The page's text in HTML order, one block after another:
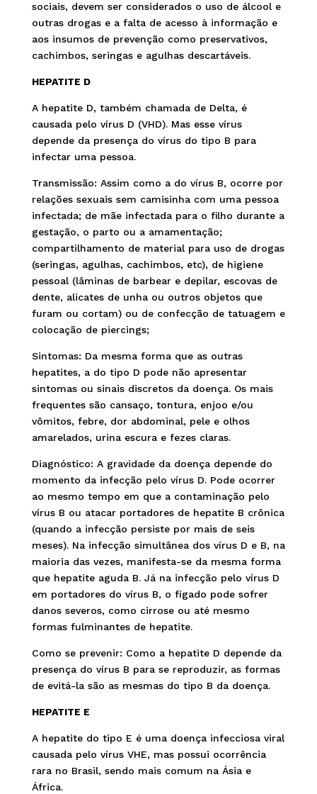
sociais, devem ser considerados o uso de álcool e
outras drogas e a falta de acesso à informação e
aos insumos de prevenção como preservativos,
cachimbos, seringas e agulhas descartáveis.
HEPATITE D
A hepatite D, também chamada de Delta, é
causada pelo vírus D (VHD). Mas esse vírus
depende da presença do vírus do tipo B para
infectar uma pessoa.
Transmissão: Assim como a do vírus B, ocorre por
relações sexuais sem camisinha com uma pessoa
infectada; de mãe infectada para o filho durante a
gestação, o parto ou a amamentação;
compartilhamento de material para uso de drogas
(seringas, agulhas, cachimbos, etc), de higiene
pessoal (lâminas de barbear e depilar, escovas de
dente, alicates de unha ou outros objetos que
furam ou cortam) ou de confecção de tatuagem e
colocação de piercings;
Sintomas: Da mesma forma que as outras
hepatites, a do tipo D pode não apresentar
sintomas ou sinais discretos da doença. Os mais
frequentes são cansaço, tontura, enjoo e/ou
vômitos, febre, dor abdominal, pele e olhos
amarelados, urina escura e fezes claras.
Diagnóstico: A gravidade da doença depende do
momento da infecção pelo vírus D. Pode ocorrer
ao mesmo tempo em que a contaminação pelo
vírus B ou atacar portadores de hepatite B crônica
(quando a infecção persiste por mais de seis
meses). Na infecção simultânea dos vírus D e B, na
maioria das vezes, manifesta-se da mesma forma
que hepatite aguda B. Já na infecção pelo vírus D
em portadores do vírus B, o fígado pode sofrer
danos severos, como cirrose ou até mesmo
formas fulminantes de hepatite.
Como se prevenir: Como a hepatite D depende da
presença do vírus B para se reproduzir, as formas
de evitá-la são as mesmas do tipo B da doença.
HEPATITE E
A hepatite do tipo E é uma doença infecciosa viral
causada pelo vírus VHE, mas possui ocorrência
rara no Brasil, sendo mais comum na Ásia e
África.